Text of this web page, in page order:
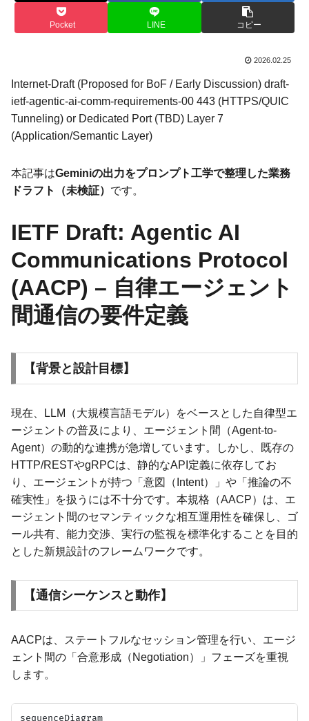
Pocket LINE コピー
2026.02.25
Internet-Draft (Proposed for BoF / Early Discussion) draft-
ietf-agentic-ai-comm-requirements-00 443 (HTTPS/QUIC
Tunneling) or Dedicated Port (TBD) Layer 7
(Application/Semantic Layer)
本記事はGeminiの出力をプロンプト工学で整理した業務
ドラフト（未検証） です。
IETF Draft: Agentic AI
Communications Protocol
(AACP) – 自律エージェント
間通信の要件定義
【背景と設計目標】
現在、LLM（大規模言語モデル）をベースとした自律型エ
ージェントの普及により、エージェント間（Agent-to-
Agent）の動的な連携が急増しています。しかし、既存の
HTTP/RESTやgRPCは、静的なAPI定義に依存してお
り、エージェントが持つ「意図（Intent）」や「推論の不
確実性」を扱うには不十分です。本規格（AACP）は、エ
ージェント間のセマンティックな相互運用性を確保し、ゴ
ール共有、能力交渉、実行の監視を標準化することを目的
とした新規設計のフレームワークです。
【通信シーケンスと動作】
AACPは、ステートフルなセッション管理を行い、エージ
ェント間の「合意形成（Negotiation）」フェーズを重視
します。
sequenceDiagram